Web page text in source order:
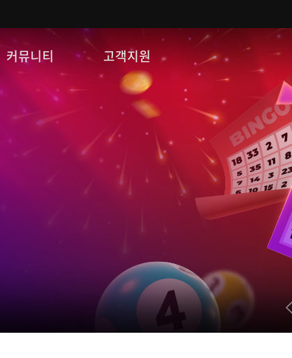
커뮤니티
자유게시판
이미지게시판
공략 게시판
고객지원
FAQ
쿠폰등록